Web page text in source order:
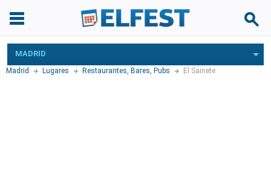
MADRID
Madrid Lugares Restaurantes, Bares, Pubs El Sainete